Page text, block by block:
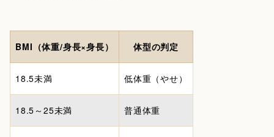
BMI（体重/身長×身長） 体型の判定
18.5未満 低体重（やせ）
18.5～25未満 普通体重